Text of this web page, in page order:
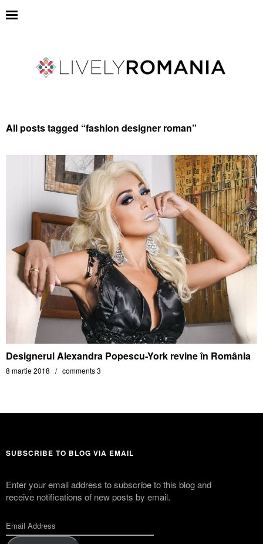
All posts tagged “fashion designer roman”
Designerul Alexandra Popescu-York revine în România
8 martie 2018 comments 3
SUBSCRIBE TO BLOG VIA EMAIL
Enter your email address to subscribe to this blog and
receive notifications of new posts by email.